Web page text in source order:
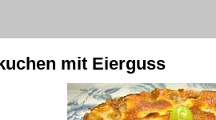
mit Eierguss